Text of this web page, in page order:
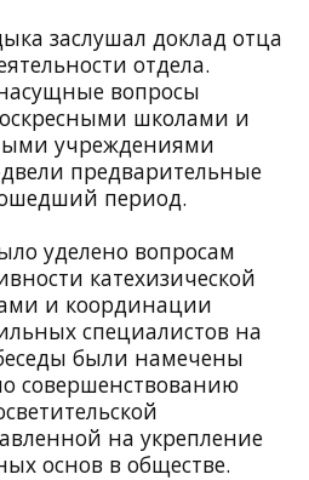
заслушал доклад отца
отдела.
вопросы
школами и
учреждениями
предварительные
период.
уделено вопросам
катехизической
и координации
специалистов на
были намечены
совершенствованию
на укрепление
основ в обществе.